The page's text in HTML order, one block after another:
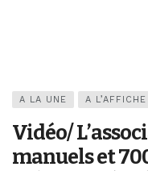
A LA UNE A L’AFFICHE
Vidéo/
manuels et